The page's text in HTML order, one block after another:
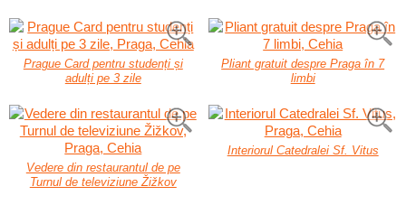
Prague Card pentru studenți și
adulți pe 3 zile
Pliant gratuit despre Praga în 7
limbi
Vedere din restaurantul de pe
Turnul de televiziune Žižkov
Interiorul Catedralei Sf. Vitus